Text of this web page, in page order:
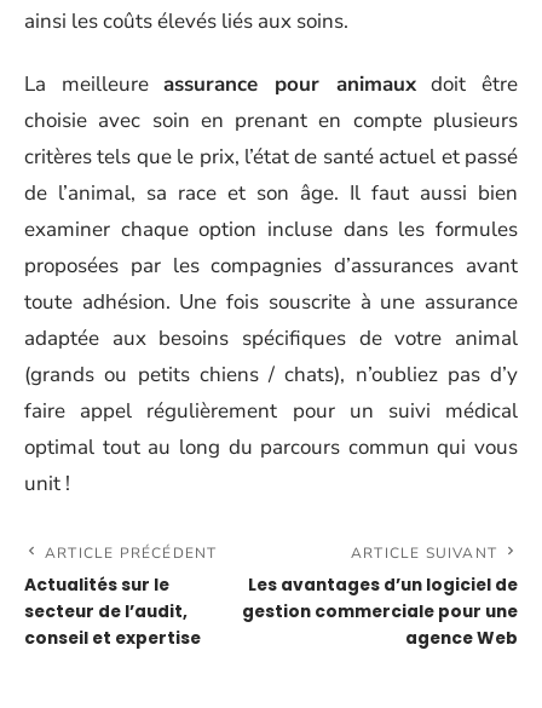
ainsi les coûts élevés liés aux soins.
La meilleureassurance pour animauxdoit être
choisie avec soin en prenant en compte plusieurs
critères tels que le prix, l’état de santé actuel et passé
de l’animal, sa race et son âge. Il faut aussi bien
examiner chaque option incluse dans les formules
proposées par les compagnies d’assurances avant
toute adhésion. Une fois souscrite à une assurance
adaptée aux besoins spécifiques de votre animal
(grands ou petits chiens / chats), n’oubliez pas d’y
faire appel régulièrement pour un suivi médical
optimal tout au long du parcours commun qui vous
unit !
ARTICLE PRÉCÉDENT
Actualités sur le
secteur de l’audit,
conseil et expertise
ARTICLE SUIVANT
Les avantages d’un logiciel de
gestion commerciale pour une
agence Web